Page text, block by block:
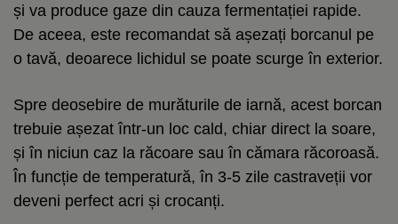
și va produce gaze din cauza fermentației rapide.
De aceea, este recomandat să așezați borcanul pe
o tavă, deoarece lichidul se poate scurge în exterior.
Spre deosebire de murăturile de iarnă, acest borcan
trebuie așezat într-un loc cald, chiar direct la soare,
și în niciun caz la răcoare sau în cămara răcoroasă.
În funcție de temperatură, în 3-5 zile castraveții vor
deveni perfect acri și crocanți.